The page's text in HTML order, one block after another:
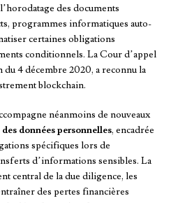
des documents
programmes informatiques auto-
certaines obligations
conditionnels. La Cour d’appel
4 décembre 2020, a reconnu la
blockchain.
néanmoins de nouveaux
données personnelles, encadrée
spécifiques lors de
d’informations sensibles. La
central de la due diligence, les
des pertes financières